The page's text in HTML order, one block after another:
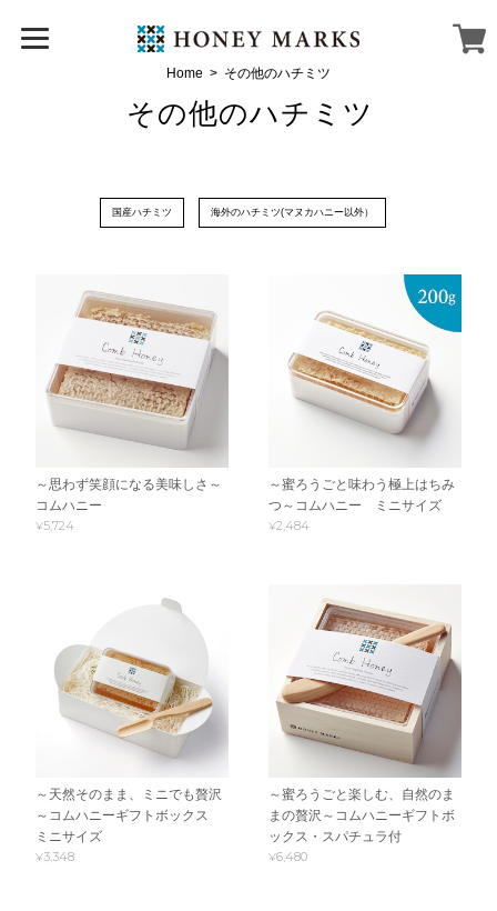
Home その他のハチミツ
その他のハチミツ
国産ハチミツ 海外のハチミツ(マヌカハニー以外）
～思わず笑顔になる美味しさ～
コムハニー
¥5,724
～蜜ろうごと味わう極上はちみ
つ～コムハニー ミニサイズ
¥2,484
～天然そのまま、ミニでも贅沢
～コムハニーギフトボックス
ミニサイズ
¥3,348
～蜜ろうごと楽しむ、自然のま
まの贅沢～コムハニーギフトボ
ックス・スパチュラ付
¥6,480